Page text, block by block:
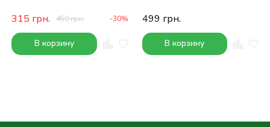
315 грн. 450грн. -30%
В корзину
499 грн.
В корзину